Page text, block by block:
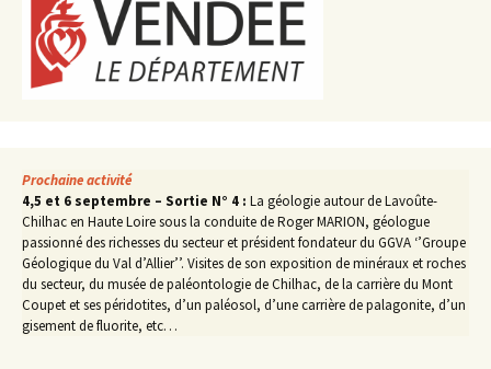
Prochaine activité
4,5 et 6 septembre – Sortie N° 4 : La géologie autour de Lavoûte-
Chilhac en Haute Loire sous la conduite de Roger MARION, géologue
passionné des richesses du secteur et président fondateur du GGVA ‘’Groupe
Géologique du Val d’Allier’’. Visites de son exposition de minéraux et roches
du secteur, du musée de paléontologie de Chilhac, de la carrière du Mont
Coupet et ses péridotites, d’un paléosol, d’une carrière de palagonite, d’un
gisement de fluorite, etc…